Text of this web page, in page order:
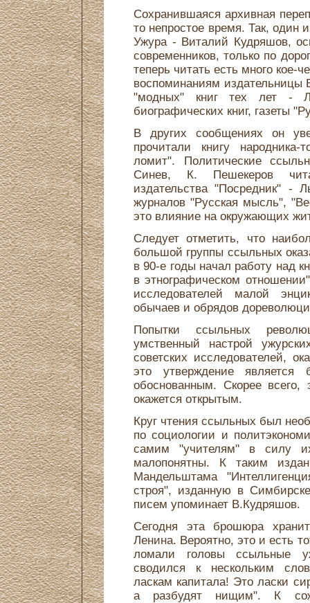
Сохранившаяся архивная
то непростое время. Так, один
Ужура - Виталий Кудряшов,
современников, только по
теперь читать есть много кое-
воспоминаниям издательницы
"модных" книг тех лет -
биографических книг, газеты
В других сообщениях он
прочитали книгу
ломит". Политические
Синев, К. Пешекеров
издательства "Посредник" -
журналов "Русская мысль",
это влияние на окружающих
Следует отметить, что
большой группы ссыльных
в 90-е годы начал работу над
в этнографическом
исследователей малой
обычаев и обрядов
Попытки ссыльных
умственный настрой
советских исследователей,
это утверждение является
обоснованным. Скорее
окажется открытым.
Круг чтения ссыльных был
по социологии и
самим "учителям" в силу их
малопонятны. К таким
Мандельштама
строя", изданную в
писем упоминает В.Кудряшов.
Сегодня эта брошюра
Ленина. Вероятно, это и есть
ломали головы ссыльные
сводился к нескольким
ласкам капитала! Это ласки
а разбудят нищим". К